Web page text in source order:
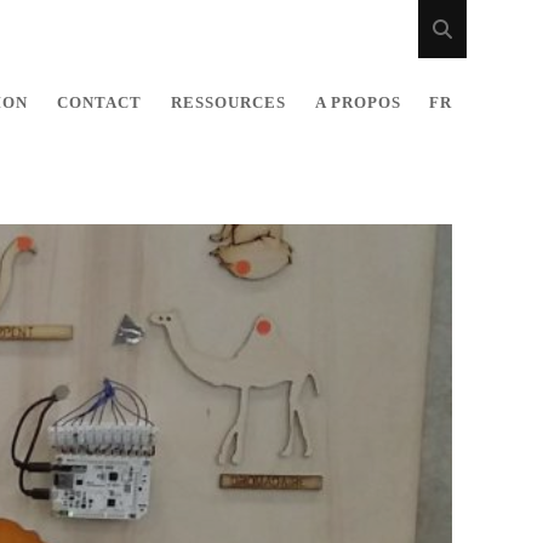
CONTACT RESSOURCES A PROPOS FR